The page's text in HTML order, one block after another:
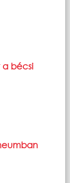
a bécsi